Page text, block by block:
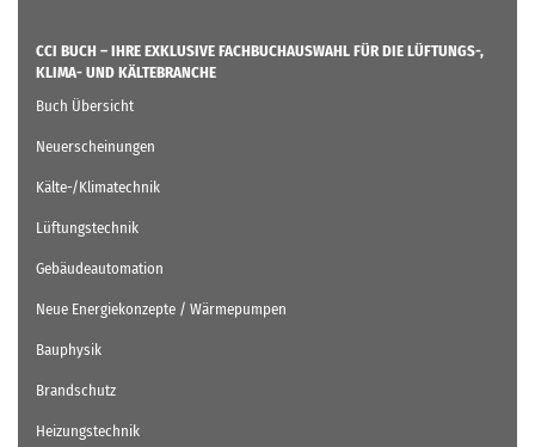
CCI BUCH – IHRE EXKLUSIVE FACHBUCHAUSWAHL FÜR DIE LÜFTUNGS-,
KLIMA- UND KÄLTEBRANCHE
Buch Übersicht
Neuerscheinungen
Kälte-/Klimatechnik
Lüftungstechnik
Gebäudeautomation
Neue Energiekonzepte / Wärmepumpen
Bauphysik
Brandschutz
Heizungstechnik